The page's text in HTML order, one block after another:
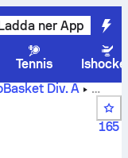
ner App
Tennis
Div. A
spelschema och
165